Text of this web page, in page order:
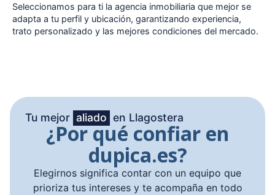
Seleccionamos para ti la agencia inmobiliaria que mejor se
adapta a tu perfil y ubicación, garantizando experiencia,
trato personalizado y las mejores condiciones del mercado.
Tu mejor aliado en Llagostera
¿Por qué confiar en
dupica.es?
Elegirnos significa contar con un equipo que
prioriza tus intereses y te acompaña en todo